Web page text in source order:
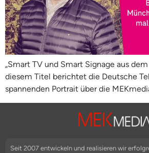
„Smart TV und Smart Signage aus
diesem Titel berichtet die Deutsche
spannenden Portrait über die
Seit 2007 entwickeln und realisieren wir